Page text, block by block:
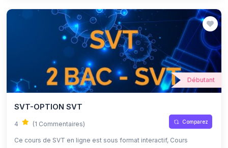
Débutant
SVT-OPTION SVT
4 (1 Commentaires) Comparez
Ce cours de SVT en ligne est sous format interactif, Cours